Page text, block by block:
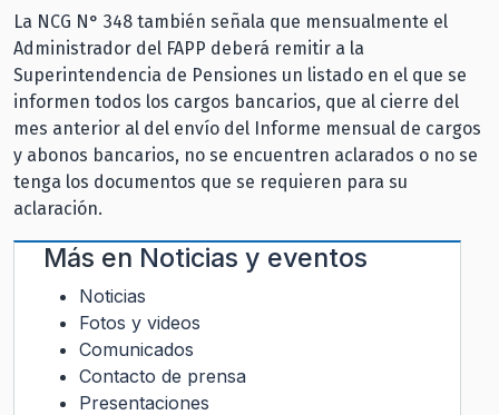
La NCG N° 348 también señala que mensualmente el
Administrador del FAPP deberá remitir a la
Superintendencia de Pensiones un listado en el que se
informen todos los cargos bancarios, que al cierre del
mes anterior al del envío del Informe mensual de cargos
y abonos bancarios, no se encuentren aclarados o no se
tenga los documentos que se requieren para su
aclaración.
Más en Noticias y eventos
Noticias
Fotos y videos
Comunicados
Contacto de prensa
Presentaciones